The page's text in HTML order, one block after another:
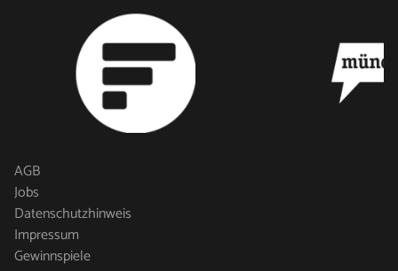
AGB
Jobs
Datenschutzhinweis
Impressum
Gewinnspiele